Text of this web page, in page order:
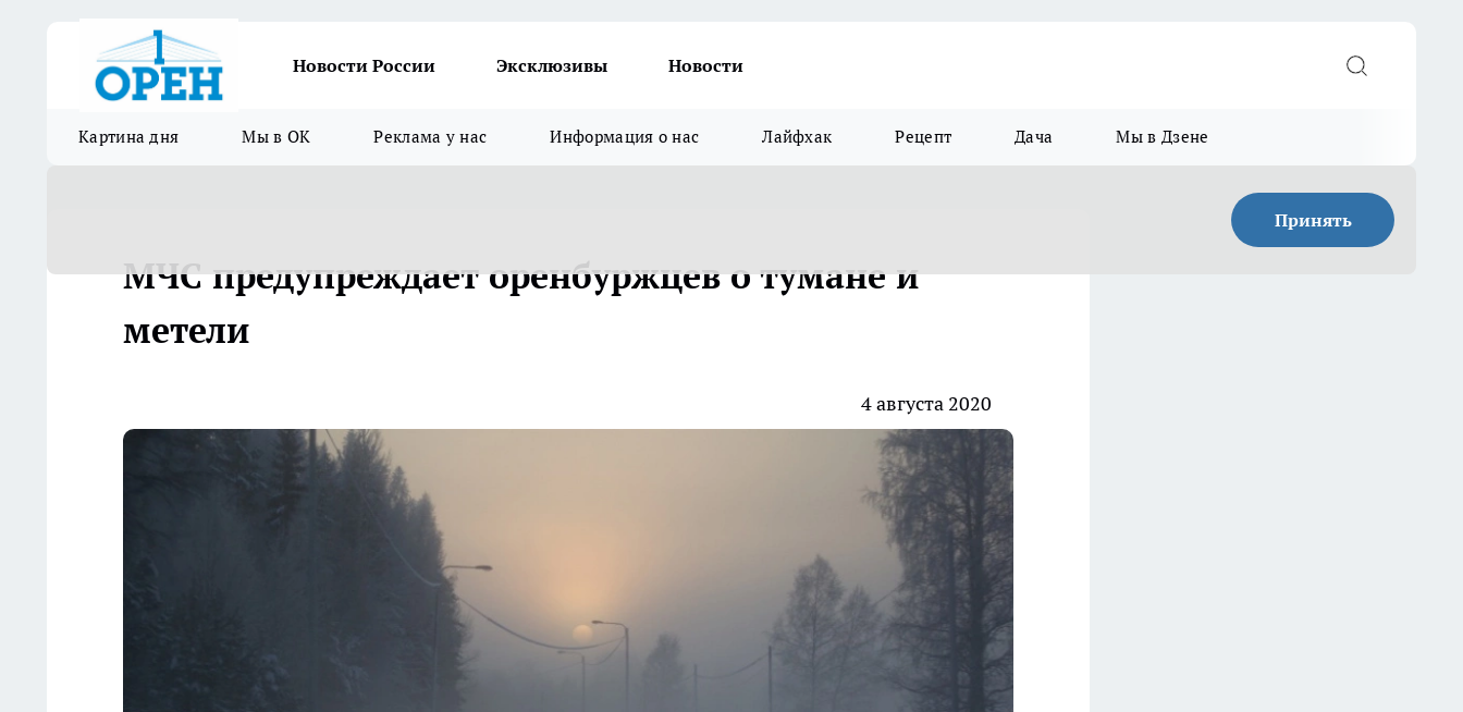
Новости России Эксклюзивы Новости
Картина дня Мы в ОК Реклама у нас Информация о нас Лайфхак Рецепт Дача Мы в Дзене
Принять
МЧС предупреждает оренбуржцев о тумане и
метели
4 августа 2020